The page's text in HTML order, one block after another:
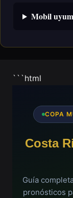
Mobil
```html
COPA
Costa
Guía
pronósticos